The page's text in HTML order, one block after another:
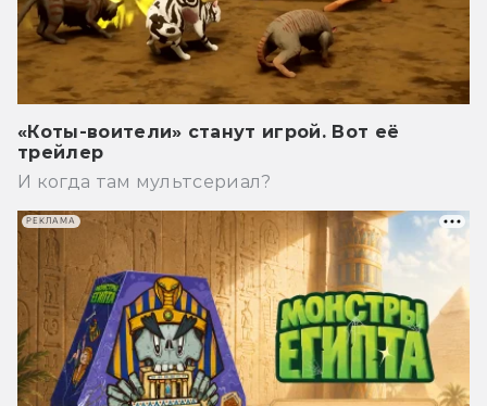
«Коты-воители» станут игрой. Вот её
трейлер
И когда там мультсериал?
РЕКЛАМА